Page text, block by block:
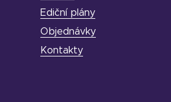
Ediční plány
Objednávky
Kontakty